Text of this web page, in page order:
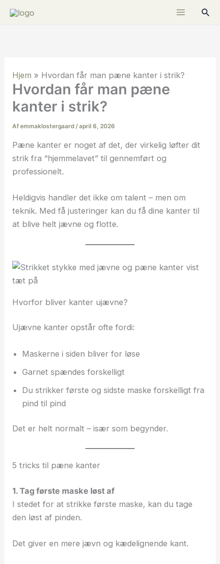
Søg
Hjem » Hvordan får man pæne kanter i strik?
Hvordan får man pæne
kanter i strik?
Afemmaklostergaard /april 6, 2026
Pæne kanter er noget af det, der virkelig løfter dit
strik fra “hjemmelavet” til gennemført og
professionelt.
Heldigvis handler det ikke om talent – men om
teknik. Med få justeringer kan du få dine kanter til
at blive helt jævne og flotte.
Hvorfor bliver kanter ujævne?
Ujævne kanter opstår ofte fordi:
Maskerne i siden bliver for løse
Garnet spændes forskelligt
Du strikker første og sidste maske forskelligt fra
pind til pind
Det er helt normalt – især som begynder.
5 tricks til pæne kanter
1. Tag første maske løst af
I stedet for at strikke første maske, kan du tage
den løst af pinden.
Det giver en mere jævn og kædelignende kant.